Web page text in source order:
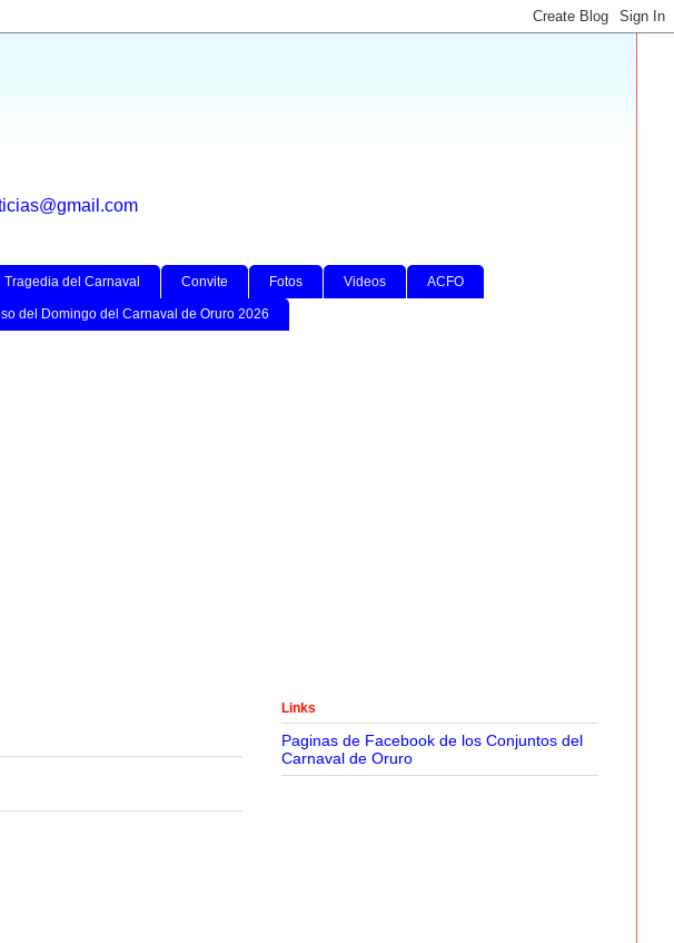
Tragedia del Carnaval Convite Fotos Videos ACFO
del Domingo del Carnaval de Oruro 2026
Links
Paginas de Facebook de los Conjuntos del
Carnaval de Oruro